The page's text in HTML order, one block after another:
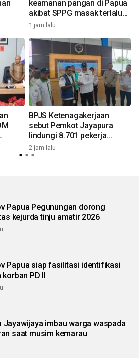
keamanan pangan di Papua
akibat SPPG masak terlalu
awal
1 jam lalu
BPJS Ketenagakerjaan
sebut Pemkot Jayapura
lindungi 8.701 pekerja
rentan
2 jam lalu
Papua Pegunungan dorong
kejurda tinju amatir 2026
Papua siap fasilitasi identifikasi
korban PD II
Jayawijaya imbau warga waspada
saat musim kemarau